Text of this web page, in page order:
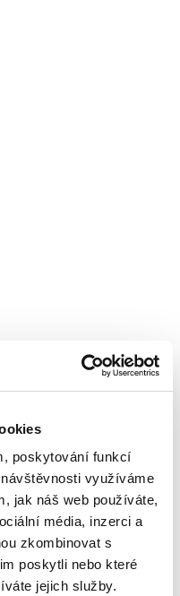
poskytování funkcí
využíváme
jak náš web používáte,
média, inzerci a
zkombinovat s
poskytli nebo které
jejich služby.